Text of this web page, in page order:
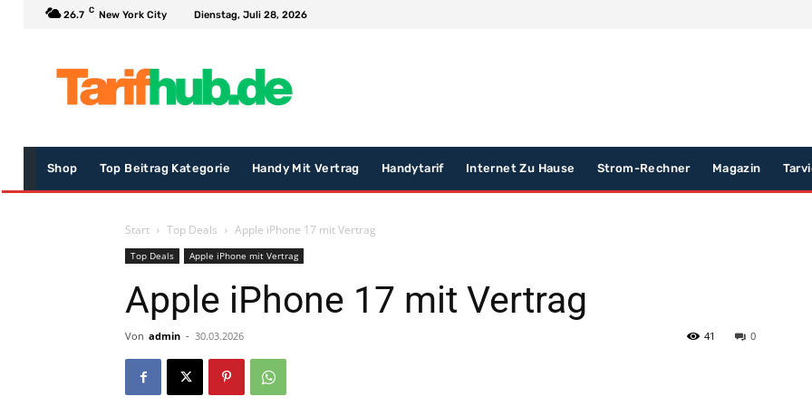
26.7 C New York City Dienstag, Juli 28, 2026
Shop Top Beitrag Kategorie Handy Mit Vertrag Handytarif Internet Zu Hause Strom-Rechner Magazin
Start Top Deals Apple iPhone 17 mit Vertrag
Top Deals Apple iPhone mit Vertrag
Apple iPhone 17 mit Vertrag
Von admin - 30.03.2026 0
41